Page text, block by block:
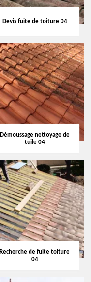
Devis fuite de toiture 04
Démoussage nettoyage de
tuile 04
Recherche de fuite toiture
04